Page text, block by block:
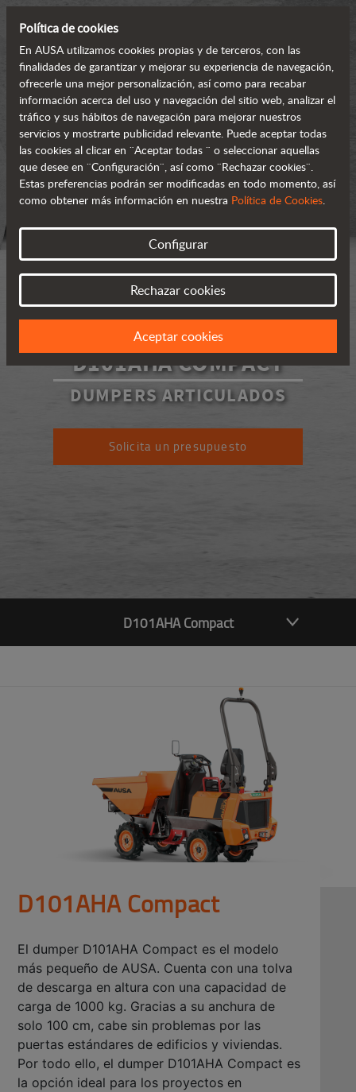
D101AHA COMPACT
DUMPERS ARTICULADOS
Solicita un presupuesto
D101AHA Compact
D101AHA Compact
El dumper D101AHA Compact es el modelo
más pequeño de AUSA. Cuenta con una tolva
de descarga en altura con una capacidad de
carga de 1000 kg. Gracias a su anchura de
solo 100 cm, cabe sin problemas por las
puertas estándares de edificios y viviendas.
Por todo ello, el dumper D101AHA Compact es
la opción ideal para los proyectos en
Política de cookies
En AUSA utilizamos cookies propias y de terceros, con las
finalidades de garantizar y mejorar su experiencia de navegación,
ofrecerle una mejor personalización, así como para recabar
información acerca del uso y navegación del sitio web, analizar el
tráfico y sus hábitos de navegación para mejorar nuestros
servicios y mostrarte publicidad relevante. Puede aceptar todas
las cookies al clicar en ¨Aceptar todas ¨ o seleccionar aquellas
que desee en ¨Configuración¨, así como ¨Rechazar cookies¨.
Estas preferencias podrán ser modificadas en todo momento, así
como obtener más información en nuestra Política de Cookies.
Configurar
Rechazar cookies
Aceptar cookies